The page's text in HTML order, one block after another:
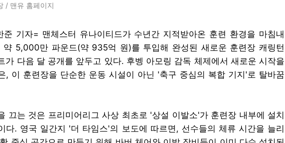
/ 맨유 홈페이지
준 기자= 맨체스터 유나이티드가 수년간 지적받아온 훈련 환경을 마침내
약 5,000만 파운드(약 935억 원)를 투입해 완성된 새로운 훈련장 캐링턴
가 다음 달 공개를 앞두고 있다. 후벵 아모링 감독 체제에서 새로운 시작을
, 이 훈련장을 단순한 운동 시설이 아닌 '축구 중심의 복합 기지'로 탈바꿈
끄는 것은 프리미어리그 사상 최초로 '상설 이발소'가 훈련장 내부에 설치
다. 영국 일간지 '더 타임스'의 보도에 따르면, 선수들의 체류 시간을 늘리